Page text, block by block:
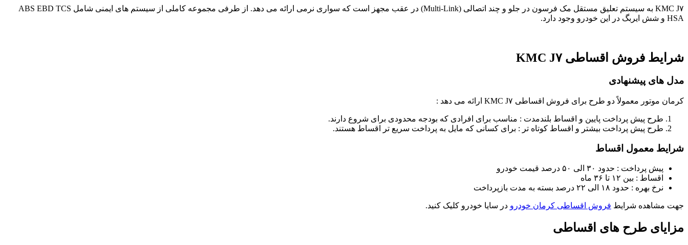
KMC J۷ به سیستم تعلیق مستقل مک فرسون در جلو و چند اتصالی (Multi-Link) در عقب مجهز است که سواری نرمی ارائه می دهد. از طرفی مجموعه کاملی از سیستم های ایمنی شامل ABS EBD TCS
HSA و شش ایربگ در این خودرو وجود دارد.
شرایط فروش اقساطی KMC J۷
مدل های پیشنهادی
کرمان موتور معمولاً دو طرح برای فروش اقساطی KMC J۷ ارائه می دهد :
طرح پیش پرداخت پایین و اقساط بلندمدت : مناسب برای افرادی که بودجه محدودی برای شروع دارند.
طرح پیش پرداخت بیشتر و اقساط کوتاه تر : برای کسانی که مایل به پرداخت سریع تر اقساط هستند.
شرایط معمول اقساط
پیش پرداخت : حدود ۳۰ الی ۵۰ درصد قیمت خودرو
اقساط : بین ۱۲ تا ۳۶ ماه
نرخ بهره : حدود ۱۸ الی ۲۲ درصد بسته به مدت بازپرداخت
جهت مشاهده شرایط فروش اقساطی کرمان خودرو در سایا خودرو کلیک کنید.
مزایای طرح های اقساطی